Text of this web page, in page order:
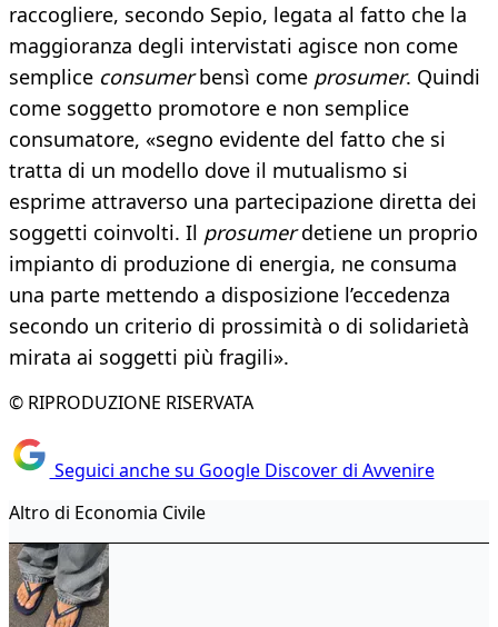
raccogliere, secondo Sepio, legata al fatto che la
maggioranza degli intervistati agisce non come
semplice consumerbensì come prosumer. Quindi
come soggetto promotore e non semplice
consumatore, «segno evidente del fatto che si
tratta di un modello dove il mutualismo si
esprime attraverso una partecipazione diretta dei
soggetti coinvolti. Il prosumerdetiene un proprio
impianto di produzione di energia, ne consuma
una parte mettendo a disposizione l’eccedenza
secondo un criterio di prossimità o di solidarietà
mirata ai soggetti più fragili».
© RIPRODUZIONE RISERVATA
Seguici anche su Google Discover di Avvenire
Altro di Economia Civile